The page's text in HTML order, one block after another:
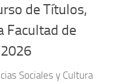
de Títulos,
Facultad de
Sociales y Cultura